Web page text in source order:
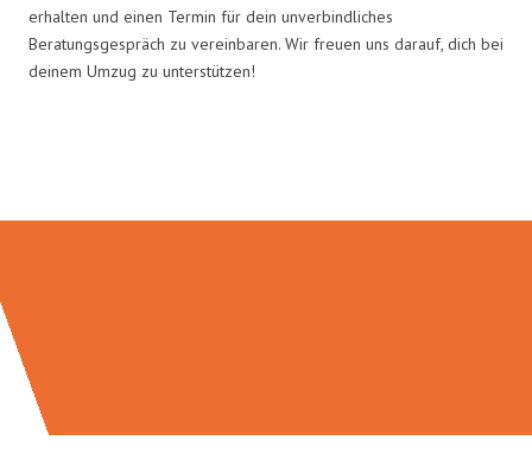
erhalten und einen Termin für dein unverbindliches
Beratungsgespräch zu vereinbaren. Wir freuen uns darauf, dich bei
deinem Umzug zu unterstützen!